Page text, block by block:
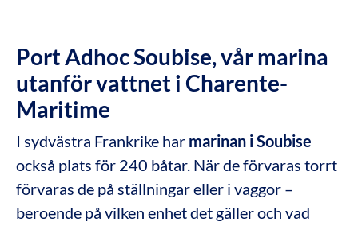
Port Adhoc Soubise, vår marina
utanför vattnet i Charente-
Maritime
I sydvästra Frankrike har marinan i Soubise
också plats för 240 båtar. När de förvaras torrt
förvaras de på ställningar eller i vaggor –
beroende på vilken enhet det gäller och vad